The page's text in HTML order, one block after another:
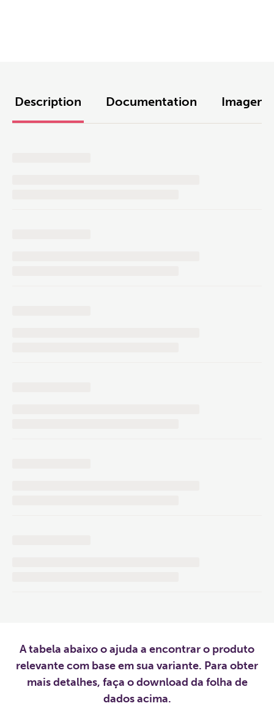
Description Documentation Imagens
A tabela abaixo o ajuda a encontrar o produto
relevante com base em sua variante. Para obter
mais detalhes, faça o download da folha de
dados acima.